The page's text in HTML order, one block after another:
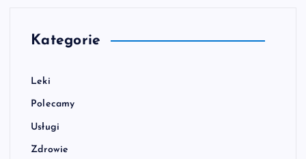
Kategorie
Leki
Polecamy
Usługi
Zdrowie